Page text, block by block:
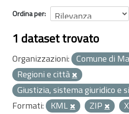
Ordina per
1 dataset trovato
Organizzazioni: Comune di
Regioni e città
Giustizia, sistema giuridico e
Formati: KML ZIP